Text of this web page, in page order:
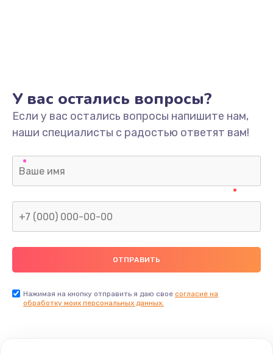
У вас остались вопросы?
Если у вас остались вопросы напишите нам,
наши специалисты с радостью ответят вам!
Нажимая на кнопку отправить я даю свое согласие на
обработку моих персональных данных.